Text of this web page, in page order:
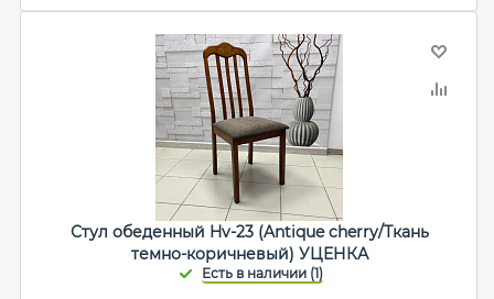
Стул обеденный Hv-23 (Antique cherry/Ткань
темно-коричневый) УЦЕНКА